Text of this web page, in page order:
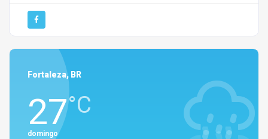
Fortaleza, BR
27°C
domingo